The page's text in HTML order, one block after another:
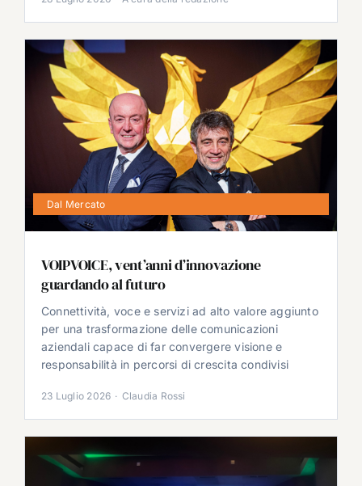
Dal Mercato
VOIPVOICE, vent’anni d’innovazione
guardando al futuro
Connettività, voce e servizi ad alto valore aggiunto
per una trasformazione delle comunicazioni
aziendali capace di far convergere visione e
responsabilità in percorsi di crescita condivisi
23 Luglio 2026 · Claudia Rossi